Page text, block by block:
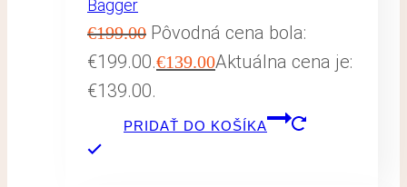
Bagger
€199.00 Pôvodná cena bola:
€199.00.€139.00Aktuálna cena je:
€139.00.
PRIDAŤ DO KOŠÍKA